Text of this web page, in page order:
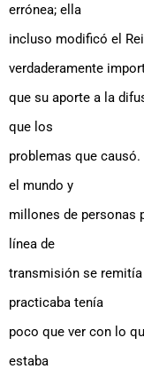
errónea; ella
incluso modificó el
verdaderamente
que su aporte a la
que los
problemas que
el mundo y
millones de personas
línea de
transmisión se remitía
practicaba tenía
poco que ver con lo
estaba